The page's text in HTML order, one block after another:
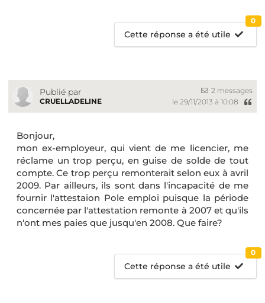
Cette réponse a été utile
0
Publié par
CRUELLADELINE
2 messages
le 29/11/2013 à 10:08
Bonjour,
mon ex-employeur, qui vient de me licencier, me
réclame un trop perçu, en guise de solde de tout
compte. Ce trop perçu remonterait selon eux à avril
2009. Par ailleurs, ils sont dans l'incapacité de me
fournir l'attestaion Pole emploi puisque la période
concernée par l'attestation remonte à 2007 et qu'ils
n'ont mes paies que jusqu'en 2008. Que faire?
Cette réponse a été utile
0